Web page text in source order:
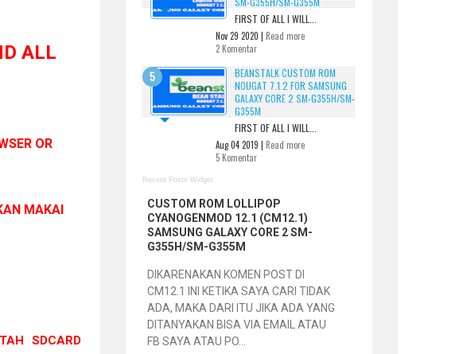
ALL
OR
MAKAI
SDCARD
FIRST OF ALL I WILL...
Nov 29 2020 | Read more
2 Komentar
BEANSTALK CUSTOM ROM
NOUGAT 7.1.2 FOR SAMSUNG
GALAXY CORE 2 SM-G355H/SM-
G355M
FIRST OF ALL I WILL...
Aug 04 2019 | Read more
5 Komentar
Recent Posts Widget
CUSTOM ROM LOLLIPOP
CYANOGENMOD 12.1 (CM12.1)
SAMSUNG GALAXY CORE 2 SM-
G355H/SM-G355M
DIKARENAKAN KOMEN POST DI
CM12.1 INI KETIKA SAYA CARI TIDAK
ADA, MAKA DARI ITU JIKA ADA YANG
DITANYAKAN BISA VIA EMAIL ATAU
FB SAYA ATAU PO...